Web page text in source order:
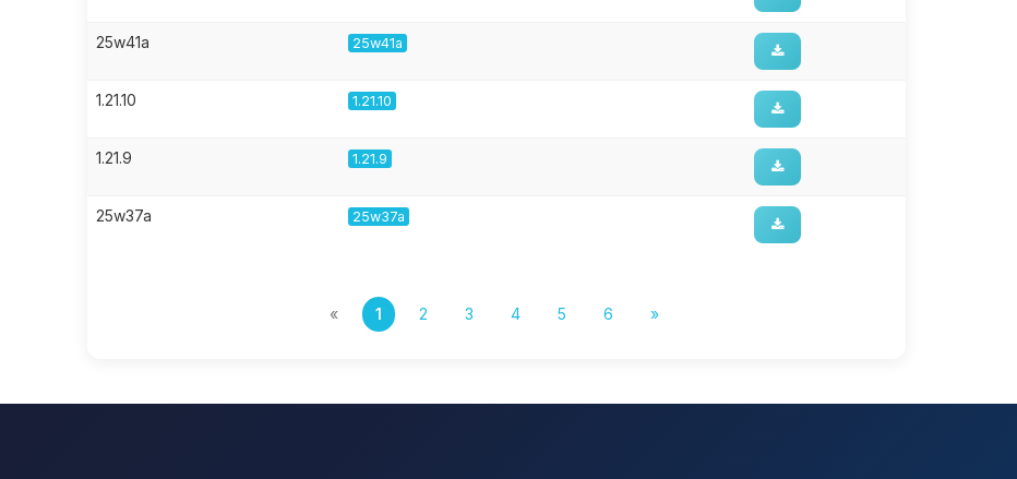
25w41a 25w41a
1.21.10 1.21.10
1.21.9 1.21.9
25w37a 25w37a
« 1 2 3 4 5 6 »